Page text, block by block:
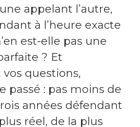
appelant l’autre,
à l’heure exacte
est-elle pas une
? Et
questions,
passé : pas moins de
années défendant
réel, de la plus